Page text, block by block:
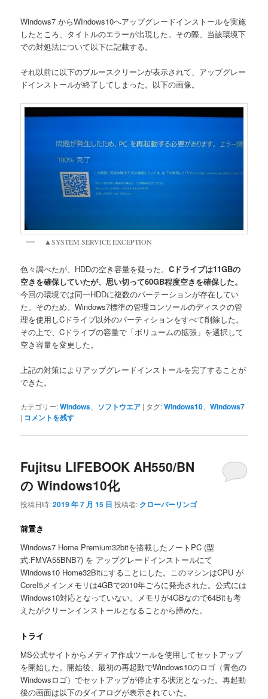
Windows7 からWIndows10へアップグレードインストールを実施
したところ、タイトルのエラーが出現した。その際、当該環境下
での対処法について以下に記載する。
それ以前に以下のブルースクリーンが表示されて、アップグレー
ドインストールが終了してしまった。以下の画像。
▲SYSTEM SERVICE EXCEPTION
色々調べたが、HDDの空き容量を疑った。Cドライブは11GBの
空きを確保していたが、思い切って60GB程度空きを確保した。
今回の環境では同一HDDに複数のパーテーションが存在してい
た。そのため、Windows7標準の管理コンソールのディスクの管
理を使用しCドライブ以外のパーティションをすべて削除した。
その上で、Cドライブの容量で「ボリュームの拡張」を選択して
空き容量を変更した。
上記の対策によりアップグレードインストールを完了することが
できた。
カテゴリー:Windows ソフトウエア | タグ:Windows10 、Windows7
| コメントを残す
Fujitsu LIFEBOOK AH550/BN
の Windows10化
投稿日時:2019 年 7 月 15 日 投稿者: クローバーリンゴ
前置き
Windows7 Home Premium32bitを搭載したノートPC (型
式:FMVA55BNB7) を アップグレードインストールにて
Windows10 Home32Bitにすることにした。このマシンはCPU が
CoreI5メインメモリは4GBで2010年ごろに発売された。公式には
Windows10対応となっていない。メモリが4GBなので64Bitも考
えたがクリーンインストールとなることから諦めた。
トライ
MS公式サイトからメディア作成ツールを使用してセットアップ
を開始した。開始後、最初の再起動でWindows10のロゴ（青色の
Windowsロゴ）でセットアップが停止する状況となった。再起動
後の画面は以下のダイアログが表示されていた。